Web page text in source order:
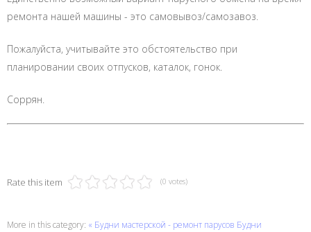
ремонта нашей машины - это самовывоз/самозавоз.
Пожалуйста, учитывайте это обстоятельство при
планировании своих отпусков, каталок, гонок.
Соррян.
Rate this item (0 votes)
More in this category: « Будни мастерской - ремонт парусов Будни